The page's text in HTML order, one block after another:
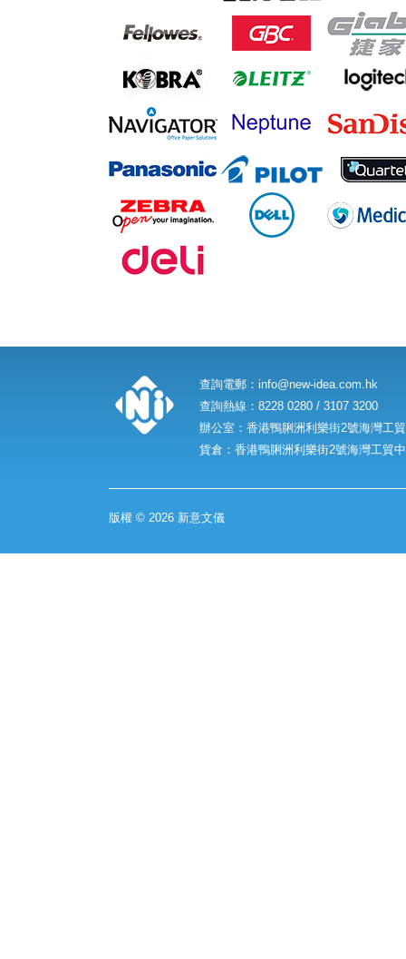
查詢電郵： info@new-idea.com.hk
查詢熱線：8228 0280 / 3107 3200
辦公室：香港鴨脷洲利樂街2號海灣工
貨倉：香港鴨脷洲利樂街2號海灣工貿
版權 © 2026 新意文儀